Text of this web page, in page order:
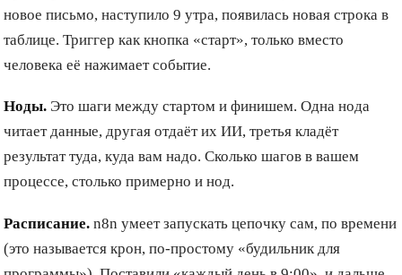
новое письмо, наступило 9 утра, появилась новая строка в
таблице. Триггер как кнопка «старт», только вместо
человека её нажимает событие.
Ноды. Это шаги между стартом и финишем. Одна нода
читает данные, другая отдаёт их ИИ, третья кладёт
результат туда, куда вам надо. Сколько шагов в вашем
процессе, столько примерно и нод.
Расписание. n8n умеет запускать цепочку сам, по времени
(это называется крон, по-простому «будильник для